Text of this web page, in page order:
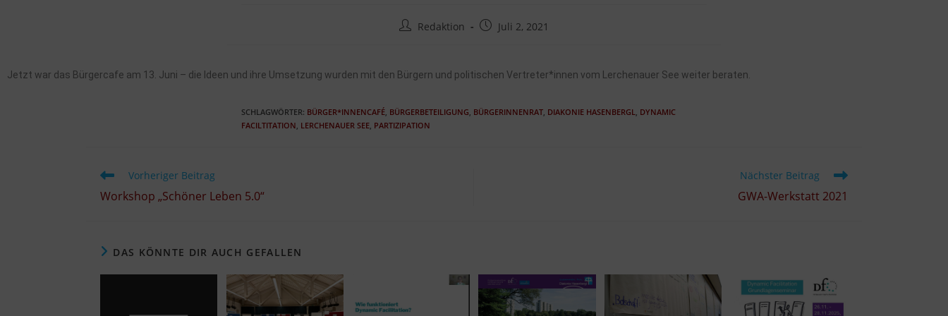
Redaktion Juli 2, 2021
Jetzt war das Bürgercafe am 13. Juni – die Ideen und ihre Umsetzung wurden mit den Bürgern und politischen Vertreter*innen vom Lerchenauer See weiter beraten.
SCHLAGWÖRTER: BÜRGER*INNENCAFÉ BÜRGERBETEILIGUNG BÜRGERINNENRAT DIAKONIE HASENBERGL
DYNAMIC
FACILTITATION LERCHENAUER SEE PARTIZIPATION
Vorheriger Beitrag
Workshop „Schöner Leben 5.0“
Nächster Beitrag
GWA-Werkstatt 2021
DAS KÖNNTE DIR AUCH GEFALLEN